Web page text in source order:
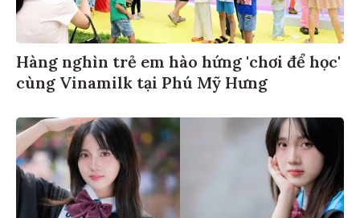
Hàng nghìn trẻ em hào hứng 'chơi để học'
cùng Vinamilk tại Phú Mỹ Hưng